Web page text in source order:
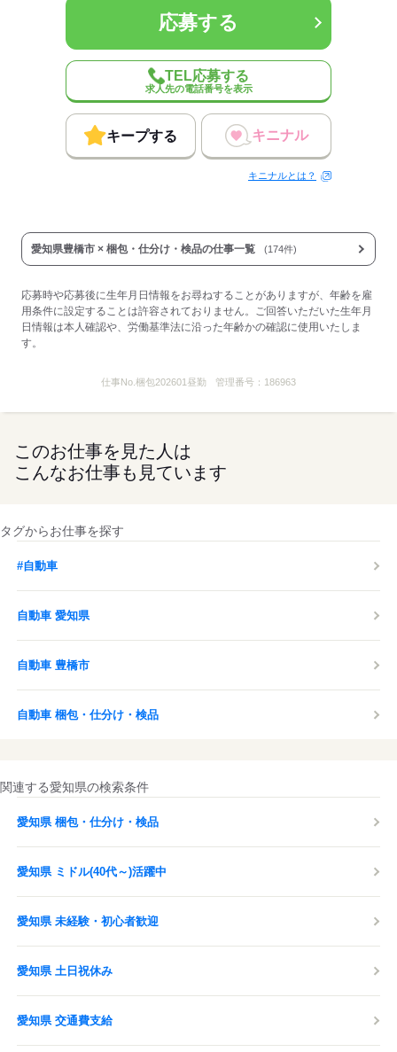
平均年齢
メーカー関連
事業内容自動車部品製造メーカー
応募する
応募する
TEL応募する
求人先の電話番号を表示
キープする キニナル
キニナルとは？
愛知県豊橋市 × 梱包・仕分け・検品の仕事一覧 (174件)
応募時や応募後に生年月日情報をお尋ねすることがありますが、年齢を雇
用条件に設定することは許容されておりません。ご回答いただいた生年月
日情報は本人確認や、労働基準法に沿った年齢かの確認に使用いたしま
す。
仕事No.梱包202601昼勤 管理番号： 186963
このお仕事を見た人は
こんなお仕事も見ています
タグからお仕事を探す
#自動車
自動車 愛知県
自動車 豊橋市
自動車 梱包・仕分け・検品
関連する愛知県の検索条件
愛知県 梱包・仕分け・検品
愛知県 ミドル(40代～)活躍中
愛知県 未経験・初心者歓迎
愛知県 土日祝休み
愛知県 交通費支給